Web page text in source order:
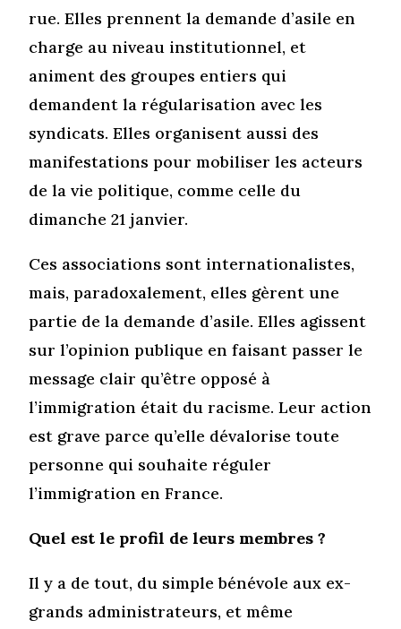
rue. Elles prennent la demande d’asile en
charge au niveau institutionnel, et
animent des groupes entiers qui
demandent la régularisation avec les
syndicats. Elles organisent aussi des
manifestations pour mobiliser les acteurs
de la vie politique, comme celle du
dimanche 21 janvier.
Ces associations sont internationalistes,
mais, paradoxalement, elles gèrent une
partie de la demande d’asile. Elles agissent
sur l’opinion publique en faisant passer le
message clair qu’être opposé à
l’immigration était du racisme. Leur action
est grave parce qu’elle dévalorise toute
personne qui souhaite réguler
l’immigration en France.
Quel est le profil de leurs membres ?
Il y a de tout, du simple bénévole aux ex-
grands administrateurs, et même